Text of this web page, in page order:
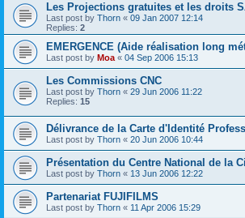
Les Projections gratuites et les droits
Last post by Thorn « 09 Jan 2007 12:14
Replies: 2
EMERGENCE (Aide réalisation long
Last post by Moa « 04 Sep 2006 15:13
Les Commissions CNC
Last post by Thorn « 29 Jun 2006 11:22
Replies: 15
Délivrance de la Carte d'Identité
Last post by Thorn « 20 Jun 2006 10:44
Présentation du Centre National de la
Last post by Thorn « 13 Jun 2006 12:22
Partenariat FUJIFILMS
Last post by Thorn « 11 Apr 2006 15:29